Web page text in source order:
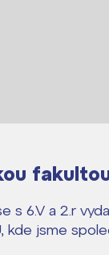
s 6.V a 2.r
kde jsme